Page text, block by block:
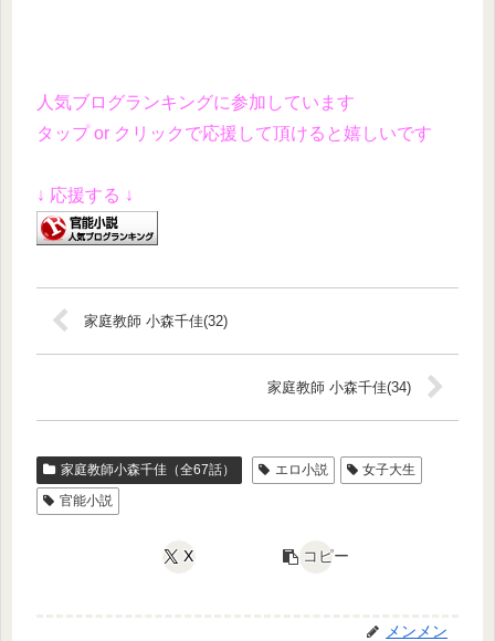
人気ブログランキングに参加しています
タップ or クリックで応援して頂けると嬉しいです
↓ 応援する ↓
家庭教師 小森千佳(32)
家庭教師 小森千佳(34)
家庭教師小森千佳（全67話） エロ小説
女子大生
官能小説
X コピー
メンメン